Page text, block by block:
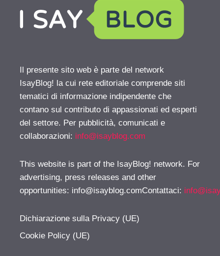
Il presente sito web è parte del network
IsayBlog! la cui rete editoriale comprende siti
tematici di informazione indipendente che
contano sul contributo di appassionati ed esperti
del settore. Per pubblicità, comunicati e
collaborazioni: info@isayblog.com
This website is part of the IsayBlog! network. For
advertising, press releases and other
opportunities: info@isayblog.comContattaci:
Dichiarazione sulla Privacy (UE)
Cookie Policy (UE)